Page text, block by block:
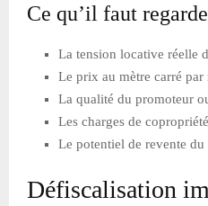
Ce qu’il faut
La tension locative réelle
Le prix au mètre carré
La qualité du promoteur
Les charges de
Le potentiel de revente
Défiscalisation